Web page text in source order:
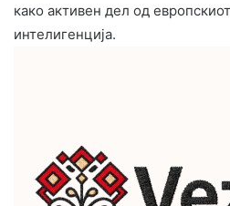
како активен дел од
интелигенција.